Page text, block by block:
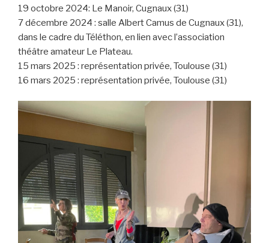
19 octobre 2024: Le Manoir, Cugnaux (31)
7 décembre 2024 : salle Albert Camus de Cugnaux (31),
dans le cadre du Téléthon, en lien avec l’association
théâtre amateur Le Plateau.
15 mars 2025 : représentation privée, Toulouse (31)
16 mars 2025 : représentation privée, Toulouse (31)